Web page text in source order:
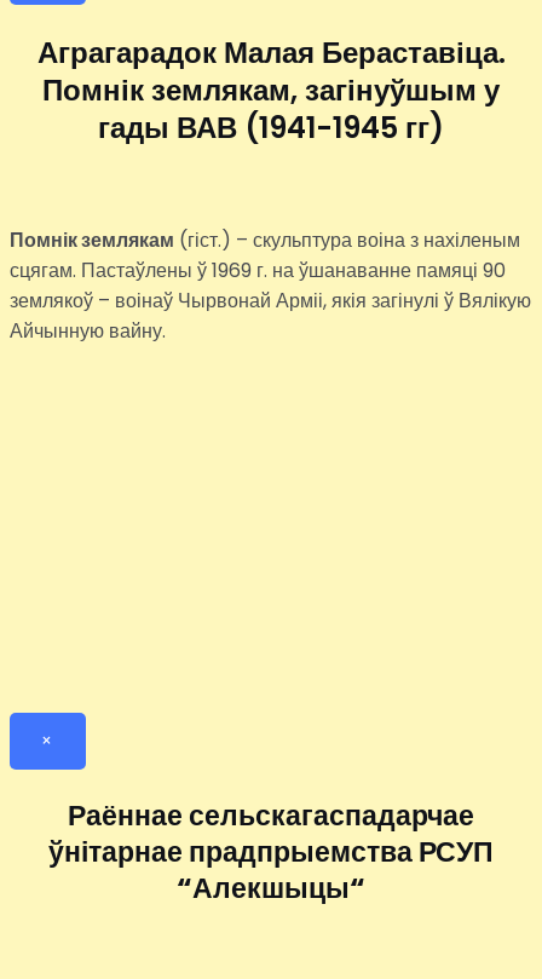
Аграгарадок Малая Бераставіца.
Помнік землякам, загінуўшым у
гады ВАВ (1941-1945 гг)
Помнік землякам (гіст.) – скульптура воіна з нахіленым
сцягам. Пастаўлены ў 1969 г. на ўшанаванне памяці 90
землякоў – воінаў Чырвонай Арміі, якія загінулі ў Вялікую
Айчынную вайну.
×
Раённае сельскагаспадарчае
ўнітарнае прадпрыемства РСУП
“Алекшыцы“